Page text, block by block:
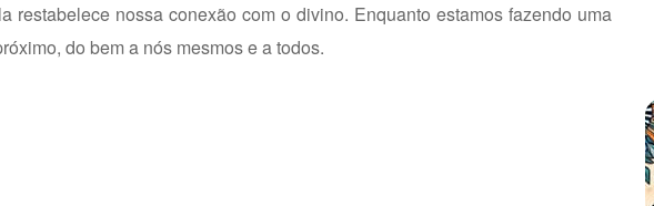
restabelece nossa conexão com o divino. Enquanto estamos fazendo uma
do bem a nós mesmos e a todos.